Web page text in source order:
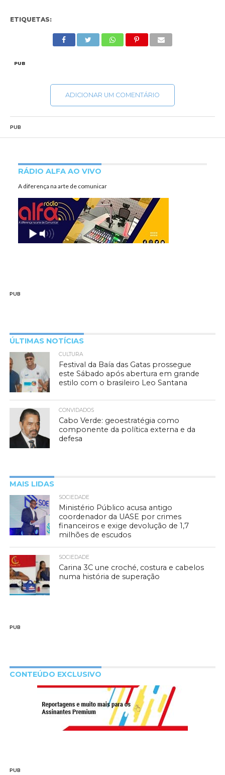
ETIQUETAS:
PUB
ADICIONAR UM COMENTÁRIO
PUB
RÁDIO ALFA AO VIVO
A diferença na arte de comunicar
PUB
ÚLTIMAS NOTÍCIAS
CULTURA
Festival da Baía das Gatas prossegue
este Sábado após abertura em grande
estilo com o brasileiro Leo Santana
CONVIDADOS
Cabo Verde: geoestratégia como
componente da política externa e da
defesa
MAIS LIDAS
SOCIEDADE
Ministério Público acusa antigo
coordenador da UASE por crimes
financeiros e exige devolução de 1,7
milhões de escudos
SOCIEDADE
Carina 3C une croché, costura e cabelos
numa história de superação
PUB
CONTEÚDO EXCLUSIVO
PUB